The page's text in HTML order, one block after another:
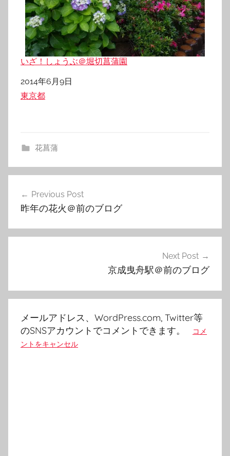
いざ！しょうぶ＠堀切菖蒲園
日付
2014年6月9日
関連理由
東京都
花菖蒲
ビ
シ
ン
Previous Post
昨年の花火＠前のブログ
Next Post
京成曳舟駅＠前のブログ
メールアドレス、WordPress.com, Twitter等
のSNSアカウントでコメントできます。
コメ
ントをキャンセル